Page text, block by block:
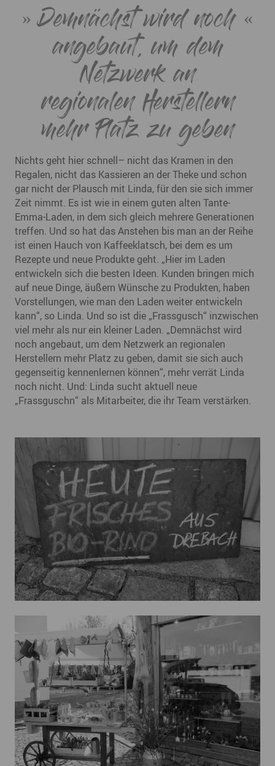
Demnächst wird noch
angebaut, um dem
Netzwerk an
regionalen Herstellern
mehr Platz zu geben
Nichts geht hier schnell– nicht das Kramen in den
Regalen, nicht das Kassieren an der Theke und schon
gar nicht der Plausch mit Linda, für den sie sich immer
Zeit nimmt. Es ist wie in einem guten alten Tante-
Emma-Laden, in dem sich gleich mehrere Generationen
treffen. Und so hat das Anstehen bis man an der Reihe
ist einen Hauch von Kaffeeklatsch, bei dem es um
Rezepte und neue Produkte geht. „Hier im Laden
entwickeln sich die besten Ideen. Kunden bringen mich
auf neue Dinge, äußern Wünsche zu Produkten, haben
Vorstellungen, wie man den Laden weiter entwickeln
kann“, so Linda. Und so ist die „Frassgusch“ inzwischen
viel mehr als nur ein kleiner Laden. „Demnächst wird
noch angebaut, um dem Netzwerk an regionalen
Herstellern mehr Platz zu geben, damit sie sich auch
gegenseitig kennenlernen können“, mehr verrät Linda
noch nicht. Und: Linda sucht aktuell neue
„Frassguschn“ als Mitarbeiter, die ihr Team verstärken.